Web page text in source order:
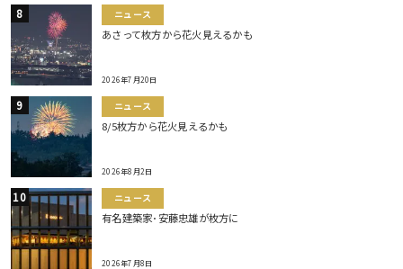
ニュース
あさって枚方から花火見えるかも
2026年7月20日
ニュース
8/5枚方から花火見えるかも
2026年8月2日
ニュース
有名建築家･安藤忠雄が枚方に
2026年7月8日